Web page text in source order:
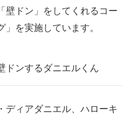
壁ドン」をしてくれるコー
を実施しています。
ドンするダニエルくん
ィアダニエル、ハローキ